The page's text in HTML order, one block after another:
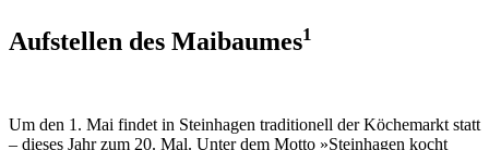
Aufstellen des Maibaumes1
Um den 1. Mai findet in Steinhagen traditionell der Köchemarkt statt
– dieses Jahr zum 20. Mal. Unter dem Motto »Steinhagen kocht